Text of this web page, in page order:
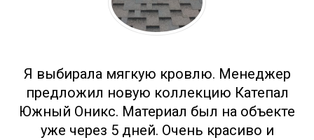
Я выбирала мягкую кровлю. Менеджер
предложил новую коллекцию Катепал
Южный Оникс. Материал был на объекте
уже через 5 дней. Очень красиво и